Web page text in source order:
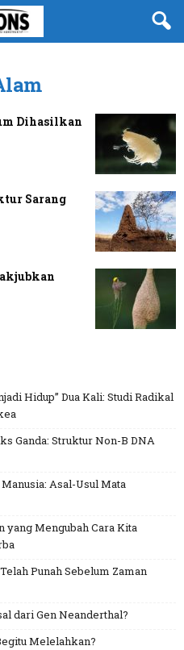
Dihasilkan
Sarang
Hidup” Dua Kali: Studi Radikal
Ganda: Struktur Non-B DNA
Asal-Usul Mata
yang Mengubah Cara Kita
Punah Sebelum Zaman
dari Gen Neanderthal?
Melelahkan?